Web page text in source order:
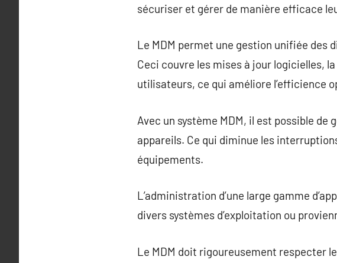
sécuriser et gérer de manière efficace
Le MDM permet une gestion unifiée des
Ceci couvre les mises à jour logicielles,
utilisateurs, ce qui améliore l’efficience
Avec un système MDM, il est possible
appareils. Ce qui diminue les
équipements.
L’administration d’une large gamme
divers systèmes d’exploitation ou
Le MDM doit rigoureusement respecter